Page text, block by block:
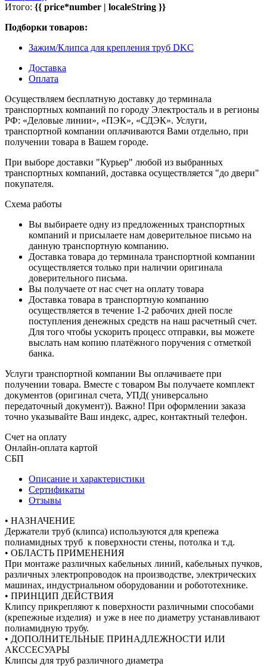
Итого: {{ price*number | localeString }}
Подборки товаров:
Зажим/Клипса для крепления труб DKC
Доставка
Оплата
Осуществляем бесплатную доставку до терминала
транспортных компаний по городу Электросталь и в регионы
РФ: «Деловые линии», «ПЭК», «СДЭК». Услуги,
транспортной компании оплачиваются Вами отдельно, при
получении товара в Вашем городе.
При выборе доставки "Курьер" любой из выбранных
транспортных компаний, доставка осуществляется "до двери"
покупателя.
Схема работы
Вы выбираете одну из предложенных транспортных
компаний и присылаете нам доверительное письмо на
данную транспортную компанию.
Доставка товара до терминала транспортной компании
осуществляется только при наличии оригинала
доверительного письма.
Вы получаете от нас счет на оплату товара
Доставка товара в транспортную компанию
осуществляется в течение 1-2 рабочих дней после
поступления денежных средств на наш расчетный счет.
Для того чтобы ускорить процесс отправки, вы можете
выслать нам копию платёжного поручения с отметкой
банка.
Услуги транспортной компании Вы оплачиваете при
получении товара. Вместе с товаром Вы получаете комплект
документов (оригинал счета, УПД( универсально
передаточный документ)). Важно! При оформлении заказа
точно указывайте Ваш индекс, адрес, контактный телефон.
Счет на оплату
Онлайн-оплата картой
СБП
Описание и характеристики
Сертификаты
Отзывы
• НАЗНАЧЕНИЕ
Держатели труб (клипса) используются для крепежа
полиамидных труб к поверхности стены, потолка и т.д.
• ОБЛАСТЬ ПРИМЕНЕНИЯ
При монтаже различных кабельных линий, кабельных пучков,
различных электропроводок на производстве, электрических
машинах, индустриальном оборудовании и робототехнике.
• ПРИНЦИП ДЕЙСТВИЯ
Клипсу прикрепляют к поверхности различными способами
(крепежные изделия) и уже в нее по диаметру устанавливают
полиамидную трубу.
• ДОПОЛНИТЕЛЬНЫЕ ПРИНАДЛЕЖНОСТИ ИЛИ
АКССЕСУАРЫ
Клипсы для труб различного диаметра